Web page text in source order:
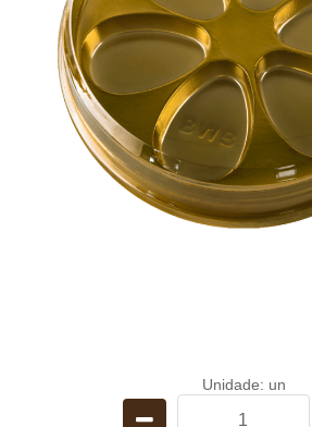
Unidade: un